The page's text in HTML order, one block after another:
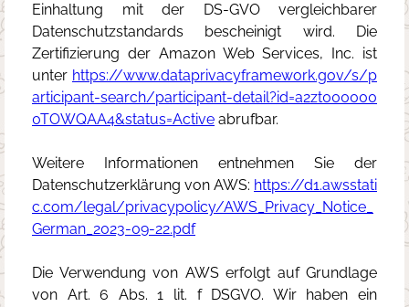
Einhaltung mit der DS-GVO vergleichbarer
Datenschutzstandards bescheinigt wird. Die
Zertifizierung der Amazon Web Services, Inc. ist
unter https://www.dataprivacyframework.gov/s/p
articipant-search/participant-detail?id=a2zt000000
0TOWQAA4&status=Active abrufbar.
Weitere Informationen entnehmen Sie der
Datenschutzerklärung von AWS: https://d1.awsstati
c.com/legal/privacypolicy/AWS_Privacy_Notice_
German_2023-09-22.pdf
Die Verwendung von AWS erfolgt auf Grundlage
von Art. 6 Abs. 1 lit. f DSGVO. Wir haben ein